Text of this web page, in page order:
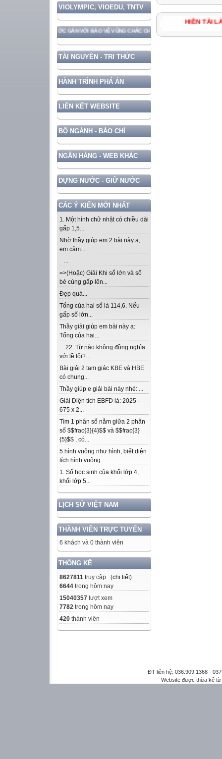
VIOLYMPIC, VIOEDU, TNTV
TRIỂN ĐẤT NƯỚC GẮN VỚI BẢO VỆ VỮNG CHẮC CHỦ QUYỀN VÀ ĐỘC LẬP DÂN TỘC!
TÀI NGUYÊN - TRI THỨC
HÀNH TRÌNH PHÁ ÁN
LIÊN KẾT WEBSITE
BỘ NGÀNH - BÁO CHÍ
NGÂN HÀNG - WEB KHÁC
DỰNG NƯỚC - GIỮ NƯỚC
CÁC Ý KIẾN MỚI NHẤT
1. Một hình chữ nhật có chiều dài
gấp 1,5...
Nhờ thầy giúp em 2 bài này ạ,
em cảm...
...
=>(Hoặc) Giải Khi số lớn và số
bé cùng gấp lên...
Đẹp quá...
Tổng của hai số là 114,6. Nếu
gấp số lớn...
Thầy giải giúp em bài này ạ:
Tổng của hai...
22. Từ nào không đồng nghĩa
với lề lối?...
Bài giải 2 tam giác KBE và HBE
có chung...
Thầy giúp e giải bài này nhé: ...
Giải Diện tích EBFD là: 2025 -
675 x 2...
Tìm 1 phân số nằm giữa 2 phân
số $$frac{3}{4}$$ và $$frac{3}
{5}$$ , có...
5 hình vuông như hình, biết diện
tích hình vuông...
1. Số học sinh của khối lớp 4,
khối lớp 5...
LỊCH SỬ VIỆT NAM
THÀNH VIÊN TRỰC TUYẾN
6 khách và 0 thành viên
THỐNG KÊ
8627811 truy cập (chi tiết)
6644 trong hôm nay
15040357 lượt xem
7782 trong hôm nay
420 thành viên
HIỀN
ĐT liên hệ: 036.909.1368 -
Website được thừa kế từ